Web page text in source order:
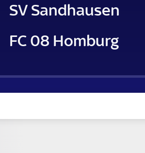
SV Sandhausen
FC 08 Homburg